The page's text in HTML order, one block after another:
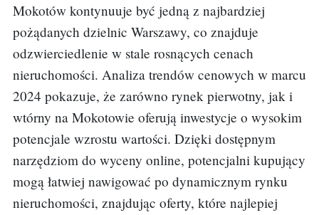
Mokotów kontynuuje być jedną z najbardziej
pożądanych dzielnic Warszawy, co znajduje
odzwierciedlenie w stale rosnących cenach
nieruchomości. Analiza trendów cenowych w marcu
2024 pokazuje, że zarówno rynek pierwotny, jak i
wtórny na Mokotowie oferują inwestycje o wysokim
potencjale wzrostu wartości. Dzięki dostępnym
narzędziom do wyceny online, potencjalni kupujący
mogą łatwiej nawigować po dynamicznym rynku
nieruchomości, znajdując oferty, które najlepiej